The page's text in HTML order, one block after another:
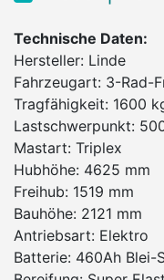
Technische Daten:
Hersteller: Linde
Fahrzeugart: 3-Rad-
Tragfähigkeit: 1600
Lastschwerpunkt:
Mastart: Triplex
Hubhöhe: 4625 mm
Freihub: 1519 mm
Bauhöhe: 2121 mm
Antriebsart: Elektro
Batterie: 460Ah Blei-